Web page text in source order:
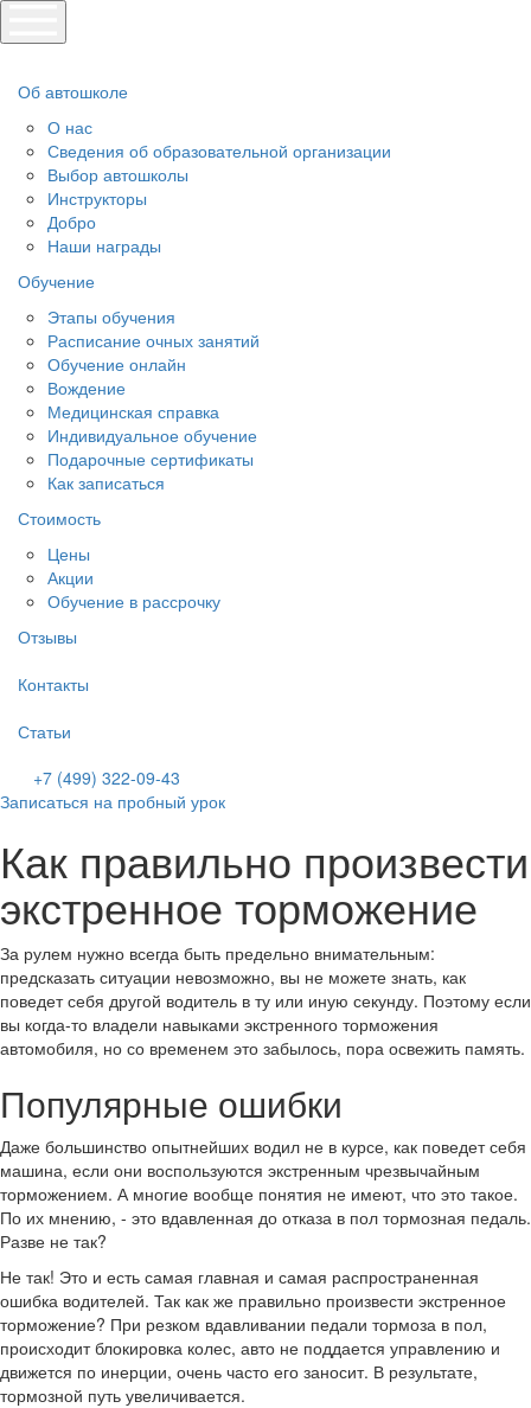
Об автошколе
О нас
Сведения об образовательной организации
Выбор автошколы
Инструкторы
Добро
Наши награды
Обучение
Этапы обучения
Расписание очных занятий
Обучение онлайн
Вождение
Медицинская справка
Индивидуальное обучение
Подарочные сертификаты
Как записаться
Стоимость
Цены
Акции
Обучение в рассрочку
Отзывы
Контакты
Статьи
+7 (499) 322-09-43
Записаться на пробный урок
Как правильно произвести
экстренное торможение
За рулем нужно всегда быть предельно внимательным:
предсказать ситуации невозможно, вы не можете знать, как
поведет себя другой водитель в ту или иную секунду. Поэтому если
вы когда-то владели навыками экстренного торможения
автомобиля, но со временем это забылось, пора освежить память.
Популярные ошибки
Даже большинство опытнейших водил не в курсе, как поведет себя
машина, если они воспользуются экстренным чрезвычайным
торможением. А многие вообще понятия не имеют, что это такое.
По их мнению, - это вдавленная до отказа в пол тормозная педаль.
Разве не так?
Не так! Это и есть самая главная и самая распространенная
ошибка водителей. Так как же правильно произвести экстренное
торможение? При резком вдавливании педали тормоза в пол,
происходит блокировка колес, авто не поддается управлению и
движется по инерции, очень часто его заносит. В результате,
тормозной путь увеличивается.